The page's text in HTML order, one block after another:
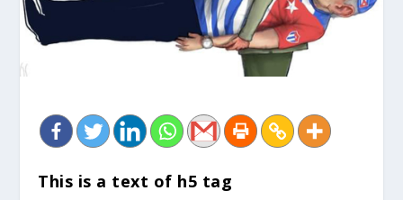
This is a text of h5 tag